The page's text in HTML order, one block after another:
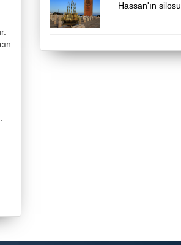
Hassan'ın silosu